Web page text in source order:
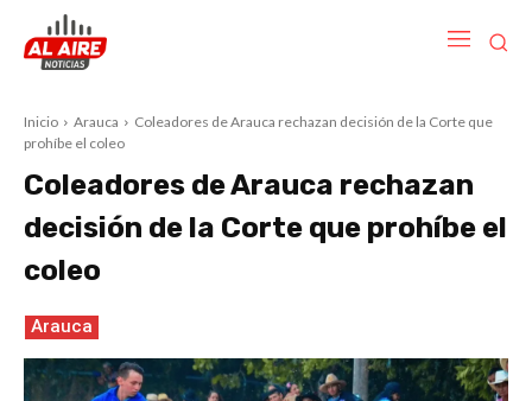
Inicio Arauca
Coleadores de Arauca rechazan decisión de la Corte que
prohíbe el coleo
Coleadores de Arauca rechazan
decisión de la Corte que prohíbe el
coleo
Arauca